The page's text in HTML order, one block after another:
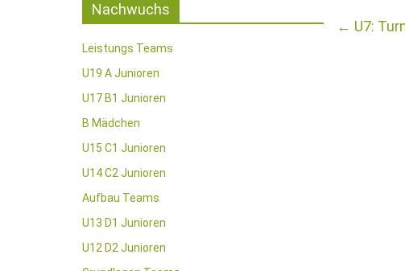
← U7:
Nachwuchs
Leistungs Teams
U19 A Junioren
U17 B1 Junioren
B Mädchen
U15 C1 Junioren
U14 C2 Junioren
Aufbau Teams
U13 D1 Junioren
U12 D2 Junioren